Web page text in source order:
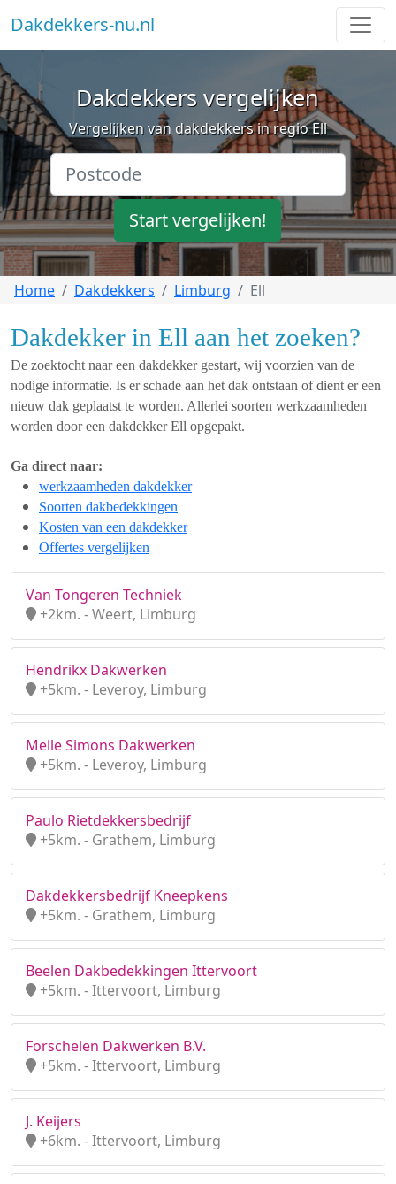
Dakdekkers-nu.nl
Dakdekkers vergelijken
Vergelijken van dakdekkers in regio Ell
Start vergelijken!
Home Dakdekkers Limburg Ell
Dakdekker in Ell aan het zoeken?
De zoektocht naar een dakdekker gestart, wij voorzien van de
nodige informatie. Is er schade aan het dak ontstaan of dient er een
nieuw dak geplaatst te worden. Allerlei soorten werkzaamheden
worden door een dakdekker Ell opgepakt.
Ga direct naar:
werkzaamheden dakdekker
Soorten dakbedekkingen
Kosten van een dakdekker
Offertes vergelijken
Van Tongeren Techniek
+2km. - Weert, Limburg
Hendrikx Dakwerken
+5km. - Leveroy, Limburg
Melle Simons Dakwerken
+5km. - Leveroy, Limburg
Paulo Rietdekkersbedrijf
+5km. - Grathem, Limburg
Dakdekkersbedrijf Kneepkens
+5km. - Grathem, Limburg
Beelen Dakbedekkingen Ittervoort
+5km. - Ittervoort, Limburg
Forschelen Dakwerken B.V.
+5km. - Ittervoort, Limburg
J. Keijers
+6km. - Ittervoort, Limburg